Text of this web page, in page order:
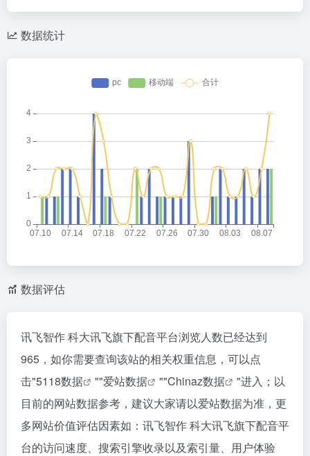
数据统计
数据评估
讯飞智作 科大讯飞旗下配音平台浏览人数已经达到
965，如你需要查询该站的相关权重信息，可以点
击"5118数据 ""爱站数据 ""Chinaz数据
"进入；以
目前的网站数据参考，建议大家请以爱站数据为准，更
多网站价值评估因素如：讯飞智作 科大讯飞旗下配音平
台的访问速度、搜索引擎收录以及索引量、用户体验